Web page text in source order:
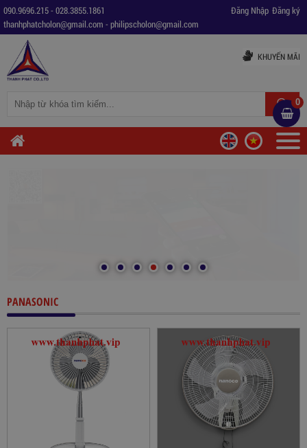
090.9696.215- 028.3855.1861
thanhphatcholon@gmail.com - philipscholon@gmail.com
Đăng ký
Đăng Nhập
KHUYẾN MÃI
0
PANASONIC